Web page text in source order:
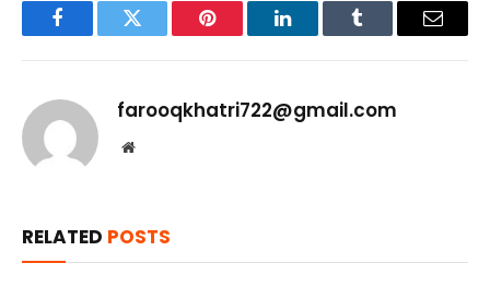
FacebookTwitter Pinterest LinkedInTumblr Email
farooqkhatri722@gmail.com
Website
RELATED POSTS